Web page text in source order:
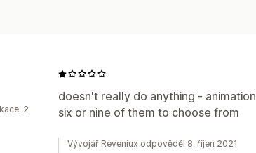
doesn't really do anything -
six or nine of them to choose from
2
Vývojář Reveniux odpověděl 8. říjen 2021